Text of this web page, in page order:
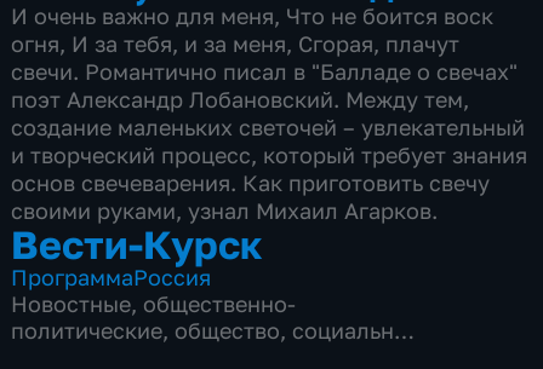
И очень важно для меня, Что не боится воск
огня, И за тебя, и за меня, Сгорая, плачут
свечи. Романтично писал в "Балладе о свечах"
поэт Александр Лобановский. Между тем,
создание маленьких светочей – увлекательный
и творческий процесс, который требует знания
основ свечеварения. Как приготовить свечу
своими руками, узнал Михаил Агарков.
Вести-Курск
ПрограммаРоссия
Новостные, общественно-
политические, общество, социально-